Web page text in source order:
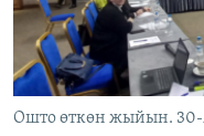
ЭЕ/АРнун бардык
Ошто өткөн жыйын. 30-